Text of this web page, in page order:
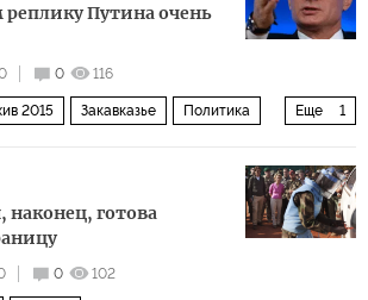
Путина очень
0 116
Еще 1
2015 Закавказье Политика
готова
0 102